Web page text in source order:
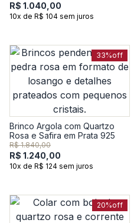
R$ 1.040,00
10x de R$ 104 sem juros
33%off
Brinco Argola com Quartzo
Rosa e Safira em Prata 925
R$ 1.840,00
R$ 1.240,00
10x de R$ 124 sem juros
20%off